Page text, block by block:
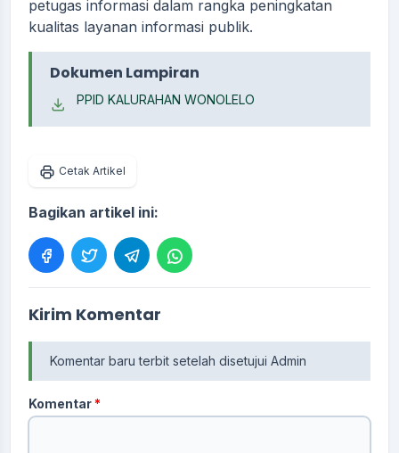
petugas informasi dalam rangka peningkatan
kualitas layanan informasi publik.
Dokumen Lampiran
PPID KALURAHAN WONOLELO
Cetak Artikel
Bagikan artikel ini:
Kirim Komentar
Komentar baru terbit setelah disetujui Admin
Komentar*